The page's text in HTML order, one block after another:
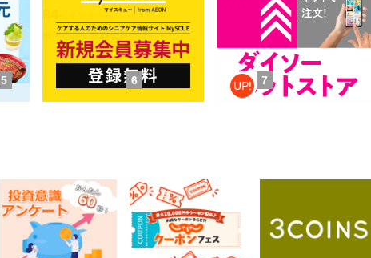
獲得条件：無料会員登録
還元
獲得条件：お買い物
レオンワークス 投資ア
ンケート
5
ポイント
獲得条件：その他(ため方)
じゃらんnet
6 UP!
0.6%
還元
通常：0.5%還元
ONLINE STORE（パル
クローゼットオンライ
7
1%還元